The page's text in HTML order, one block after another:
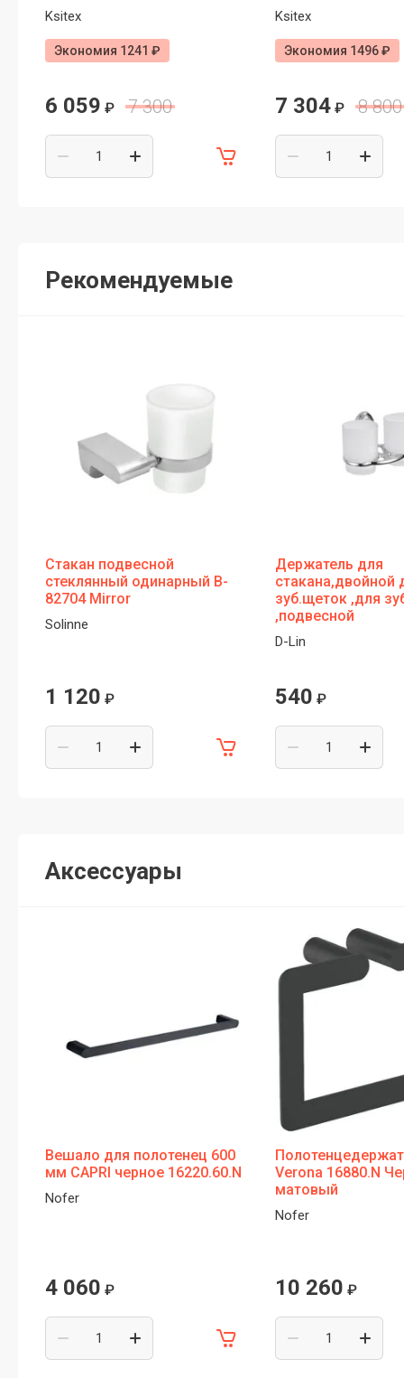
Ksitex
Экономия 1241 ₽
6 059 ₽ 7 300
Ksitex
Экономия 1496 ₽
7 304 ₽ 8 800
Рекомендуемые
Стакан подвесной
стеклянный одинарный B-
82704 Mirror
Solinne
1 120 ₽
Держатель для
стакана,двойной
зуб.щеток ,для
,подвесной
D-Lin
540 ₽
Аксессуары
Вешало для полотенец 600
мм CAPRI черное 16220.60.N
Nofer
4 060 ₽
Verona 16880.N
матовый
Nofer
10 260 ₽